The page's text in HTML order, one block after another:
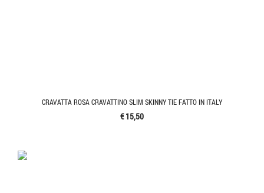
CRAVATTA ROSA CRAVATTINO SLIM SKINNY TIE FATTO IN ITALY
€ 15,50